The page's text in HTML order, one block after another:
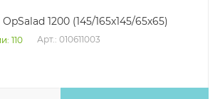
1200 (145/165х145/65х65)
110 Арт.: 010611003